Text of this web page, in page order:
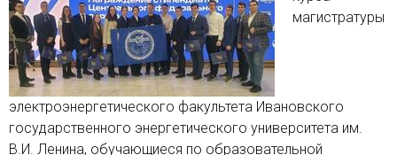
магистратуры
электроэнергетического факультета Ивановского
государственного энергетического университета им.
В.И. Ленина, обучающиеся по образовательной